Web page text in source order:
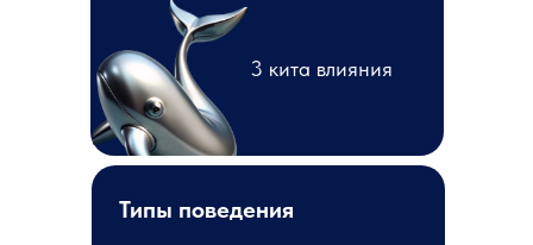
3 кита влияния
Типы поведения